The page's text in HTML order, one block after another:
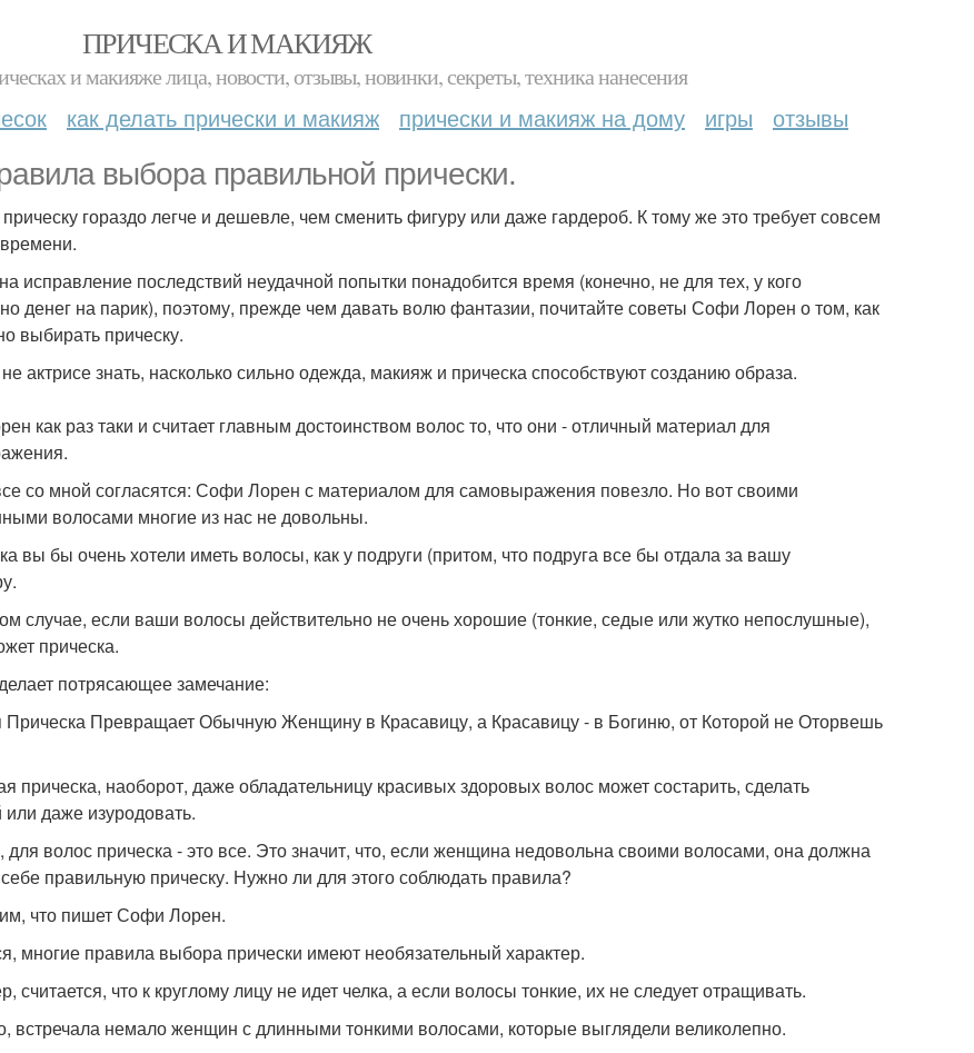
ПРИЧЕСКА И МАКИЯЖ
и макияже лица, новости, отзывы, новинки, секреты, техника нанесения
как делать прически и макияж прически и макияж на дому игры отзывы
выбора правильной прически.
гораздо легче и дешевле, чем сменить фигуру или даже гардероб. К тому же это требует совсем
исправление последствий неудачной попытки понадобится время (конечно, не для тех, у кого
денег на парик), поэтому, прежде чем давать волю фантазии, почитайте советы Софи Лорен о том, как
выбирать прическу.
актрисе знать, насколько сильно одежда, макияж и прическа способствуют созданию образа.
как раз таки и считает главным достоинством волос то, что они - отличный материал для
со мной согласятся: Софи Лорен с материалом для самовыражения повезло. Но вот своими
волосами многие из нас не довольны.
вы бы очень хотели иметь волосы, как у подруги (притом, что подруга все бы отдала за вашу
случае, если ваши волосы действительно не очень хорошие (тонкие, седые или жутко непослушные),
прическа.
потрясающее замечание:
Прическа Превращает Обычную Женщину в Красавицу, а Красавицу - в Богиню, от Которой не Оторвешь
прическа, наоборот, даже обладательницу красивых здоровых волос может состарить, сделать
даже изуродовать.
волос прическа - это все. Это значит, что, если женщина недовольна своими волосами, она должна
правильную прическу. Нужно ли для этого соблюдать правила?
что пишет Софи Лорен.
многие правила выбора прически имеют необязательный характер.
считается, что к круглому лицу не идет челка, а если волосы тонкие, их не следует отращивать.
встречала немало женщин с длинными тонкими волосами, которые выглядели великолепно.